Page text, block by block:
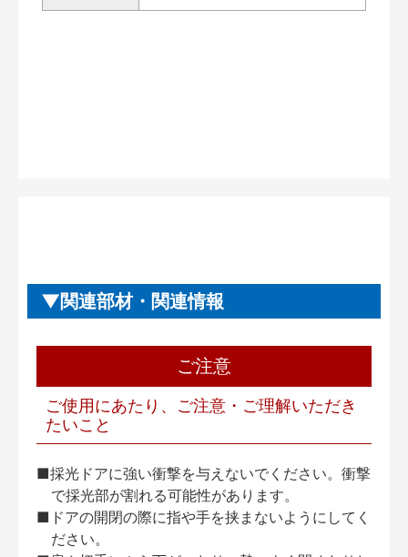
関連部材・関連情報
ご注意
ご使用にあたり、ご注意・ご理解いただき
たいこと
■採光ドアに強い衝撃を与えないでください。衝撃
で採光部が割れる可能性があります。
■ドアの開閉の際に指や手を挟まないようにしてく
ださい。